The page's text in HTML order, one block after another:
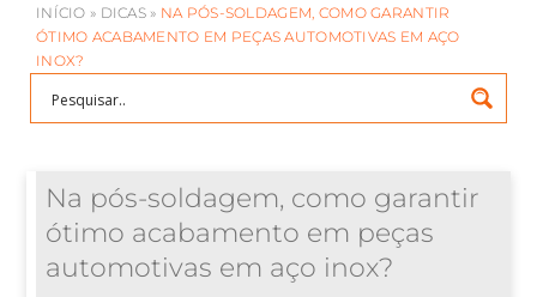
INÍCIO » DICAS » NA PÓS-SOLDAGEM, COMO GARANTIR
ÓTIMO ACABAMENTO EM PEÇAS AUTOMOTIVAS EM AÇO
INOX?
Na pós-soldagem, como garantir
ótimo acabamento em peças
automotivas em aço inox?